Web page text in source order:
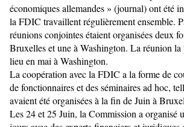
économiques allemandes » (journal) ont été
la FDIC travaillent régulièrement ensemble.
réunions conjointes étaient organisées deux
Bruxelles et une à Washington. La réunion la
lieu en mai à Washington.
La coopération avec la FDIC a la forme de
de fonctionnaires et des séminaires ad hoc,
avaient été organisées à la fin de Juin à
Les 24 et 25 Juin, la Commission a organisé